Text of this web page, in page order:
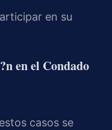
en su
en el Condado
casos se